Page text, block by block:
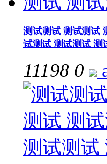
测试测试 测试测试
试测试 测试测试 测
11198 0